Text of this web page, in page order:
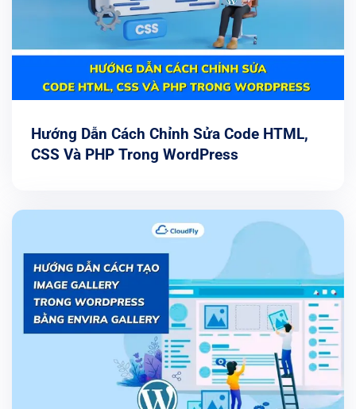
Hướng Dẫn Cách Chỉnh Sửa Code HTML,
CSS Và PHP Trong WordPress